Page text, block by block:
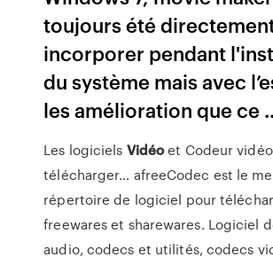
toujours été
incorporer pendant
du système mais avec
les amélioration que ce
Les logiciels Vidéoet Codeur
télécharger… afreeCodec est le
répertoire de logiciel pour
freewares et sharewares. Logiciel
audio, codecs et utilités, codecs